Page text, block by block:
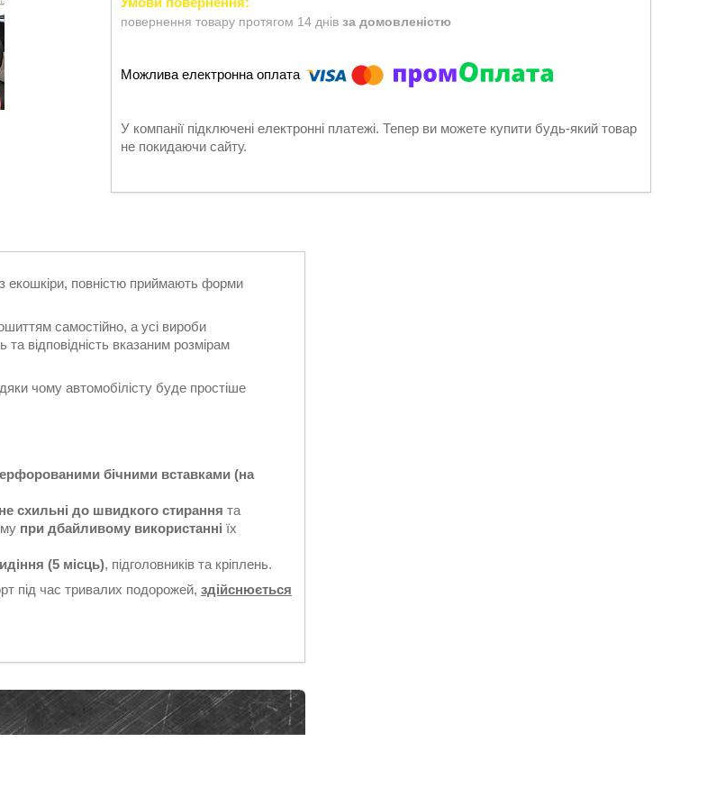
повернення товару протягом 14 днів за домовленістю
У компанії підключені електронні платежі. Тепер ви можете купити будь-який товар
не покидаючи сайту.
екошкіри, повністю приймають форми
самостійно, а усі вироби
відповідність вказаним розмірам
чому автомобілісту буде простіше
бічними вставками (на
не схильні до швидкого стирання та
при дбайливому використанні їх
(5 місць), підголовників та кріплень.
під час тривалих подорожей, здійснюється